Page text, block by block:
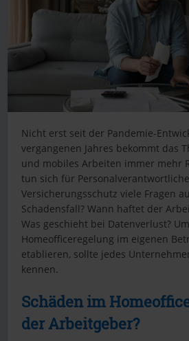
Nicht erst seit der Pandemie-
vergangenen Jahres bekommt das
und mobiles Arbeiten immer mehr
tun sich für
Versicherungsschutz viele Fragen
Schadensfall? Wann haftet der
Was geschieht bei Datenverlust?
Homeofficeregelung im eigenen
etablieren, sollte jedes
kennen.
Schäden im
der Arbeitgeber?